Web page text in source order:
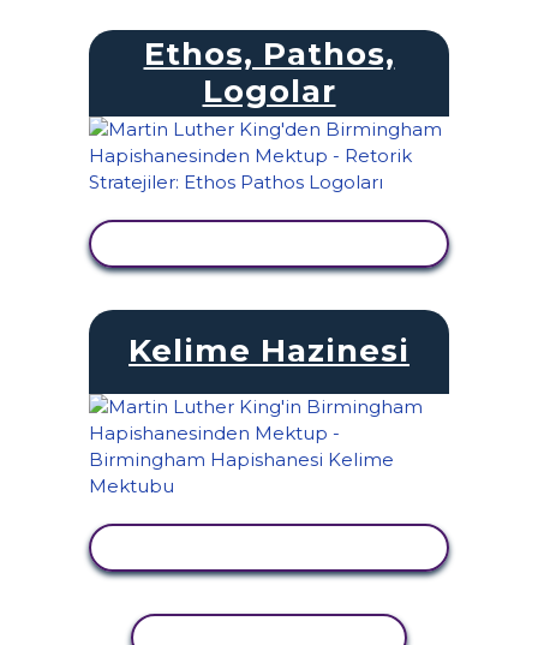
Ethos, Pathos,
Logolar
Kelime Hazinesi